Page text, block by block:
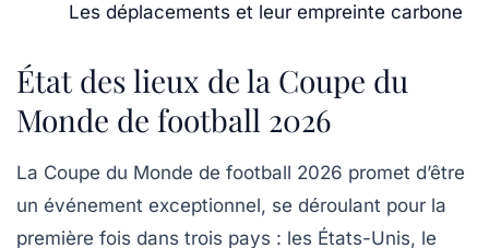
Les déplacements et leur empreinte carbone
État des lieux de la Coupe du
Monde de football 2026
La Coupe du Monde de football 2026 promet d’être
un événement exceptionnel, se déroulant pour la
première fois dans trois pays : les États-Unis, le